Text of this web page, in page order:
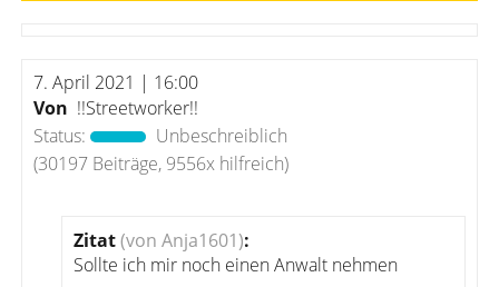
7. April 2021 | 16:00
Von !!Streetworker!!
Status:
Unbeschreiblich
(30197 Beiträge, 9556x hilfreich)
Zitat(von Anja1601):
Sollte ich mir noch einen Anwalt nehmen